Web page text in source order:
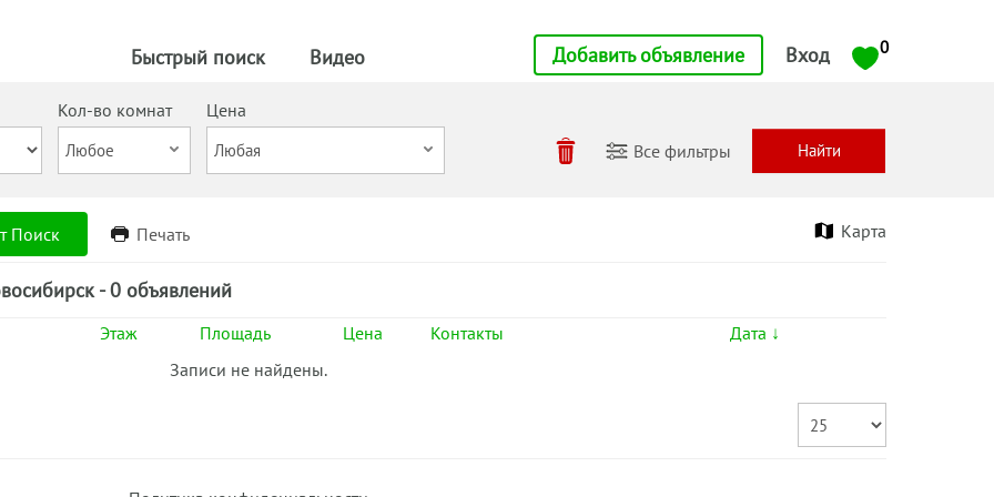
Быстрый поиск Видео Добавить объявление Вход 0
Кол-во комнат
Цена
Все фильтры
Поиск Печать Карта
- 0 объявлений
Этаж Площадь Цена Контакты
Дата ↓
Записи не найдены.